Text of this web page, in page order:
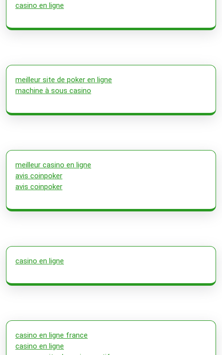
casino en ligne
meilleur site de poker en ligne
machine à sous casino
meilleur casino en ligne
avis coinpoker
avis coinpoker
casino en ligne
casino en ligne france
casino en ligne